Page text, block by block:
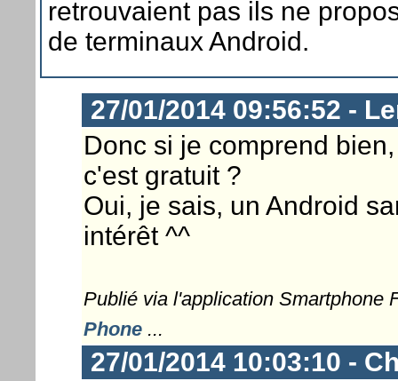
retrouvaient pas ils ne
de terminaux Android.
27/01/2014 09:56:52 -
Donc si je comprend
c'est gratuit ?
Oui, je sais, un Android
intérêt ^^
Publié via l'application Smartphone
Phone...
27/01/2014 10:03:10 -